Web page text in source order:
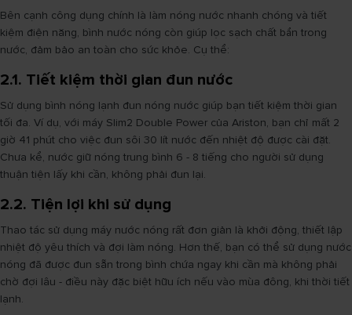
Bên cạnh công dụng chính là làm nóng nước nhanh chóng và tiết
kiệm điện năng, bình nước nóng còn giúp lọc sạch chất bẩn trong
nước, đảm bảo an toàn cho sức khỏe. Cụ thể:
2.1. Tiết kiệm thời gian đun nước
Sử dụng bình nóng lạnh đun nóng nước giúp bạn tiết kiệm thời gian
tối đa. Ví dụ, với máy Slim2 Double Power của Ariston, bạn chỉ mất 2
giờ 41 phút cho việc đun sôi 30 lít nước đến nhiệt độ được cài đặt.
Chưa kể, nước giữ nóng trung bình 6 - 8 tiếng cho người sử dụng
thuận tiện lấy khi cần, không phải đun lại.
2.2. Tiện lợi khi sử dụng
Thao tác sử dụng máy nước nóng rất đơn giản là khởi động, thiết lập
nhiệt độ yêu thích và đợi làm nóng. Hơn thế, bạn có thể sử dụng nước
nóng đã được đun sẵn trong bình chứa ngay khi cần mà không phải
chờ đợi lâu - điều này đặc biệt hữu ích nếu vào mùa đông, khi thời tiết
lạnh.